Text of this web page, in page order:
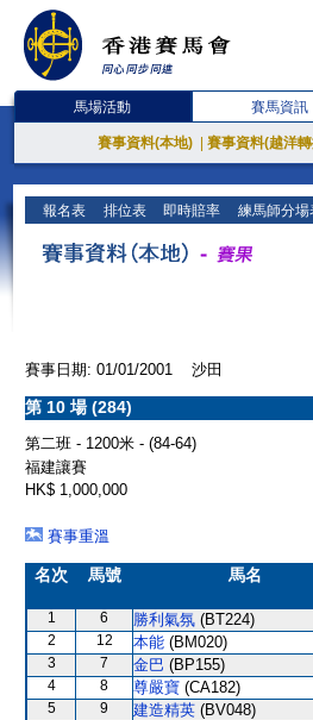
馬場活動 賽馬資訊
賽事資料(本地) 賽事資料(越洋
報名表 排位表 即時賠率 練馬師分場
賽事日期: 01/01/2001 沙田
第 10 場 (284)
第二班 - 1200米 - (84-64)
福建讓賽
HK$ 1,000,000
賽事重溫
名次 馬號 馬名
1 6 勝利氣氛 (BT224)
2
12 本能 (BM020)
3
7 金巴 (BP155)
4
8 尊嚴寶 (CA182)
5
9 建造精英 (BV048)